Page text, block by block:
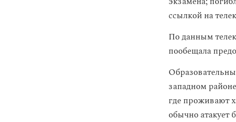
ссылкой на
По данным
пообещала
западном
где проживают
обычно атакует